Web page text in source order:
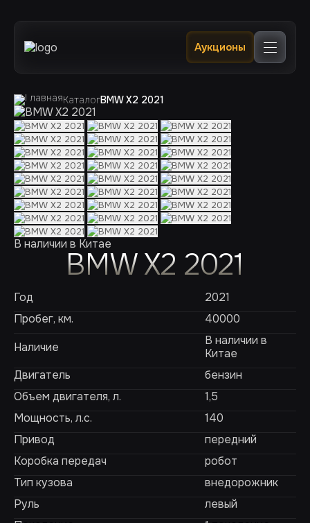
Главная
Каталог
Клиентам
Отслеживание
Контакты
Аукционы
КаталогBMW X2 2021
В наличии в Китае
BMW X2 2021
Год
2021
Пробег, км.
40000
Наличие
В наличии в
Китае
Двигатель
бензин
Объем двигателя, л.
1,5
Мощность, л.с.
140
Привод
передний
Коробка передач
робот
Тип кузова
внедорожник
Руль
левый